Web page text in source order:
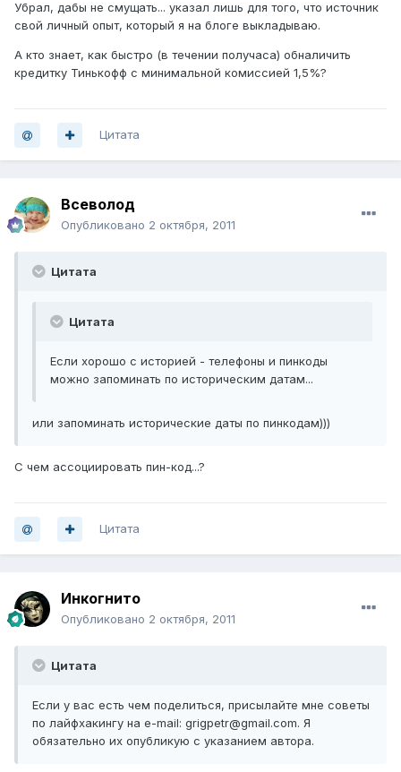
Убрал, дабы не смущать... указал лишь для того, что источник
свой личный опыт, который я на блоге выкладываю.
А кто знает, как быстро (в течении получаса) обналичить
кредитку Тинькофф с минимальной комиссией 1,5%?
Цитата
Всеволод
Опубликовано 2 октября, 2011
Цитата
Цитата
Если хорошо с историей - телефоны и пинкоды
можно запоминать по историческим датам...
или запоминать исторические даты по пинкодам)))
С чем ассоциировать пин-код...?
Цитата
Инкогнито
Опубликовано 2 октября, 2011
Цитата
Если у вас есть чем поделиться, присылайте мне советы
по лайфхакингу на e-mail: grigpetr@gmail.com. Я
обязательно их опубликую с указанием автора.